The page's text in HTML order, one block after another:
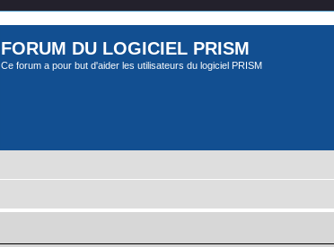
FORUM DU LOGICIEL PRISM
Ce forum a pour but d'aider les utilisateurs du logiciel PRISM